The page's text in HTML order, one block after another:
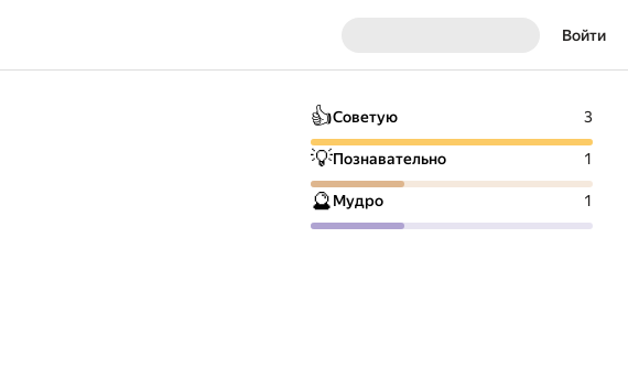
Войти
👍Советую 3
💡Познавательно 1
🔮Мудро 1